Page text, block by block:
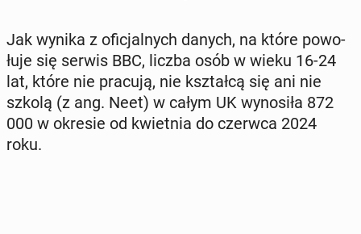
Jak wynika z ofi­cjal­nych danych, na które po­wo­
łu­je się serwis BBC, liczba osób w wieku 16-24
lat, które nie pracują, nie kształ­cą się ani nie
szkolą (z ang. Neet) w całym UK wy­no­si­ła 872
000 w okresie od kwiet­nia do czerwca 2024
roku.